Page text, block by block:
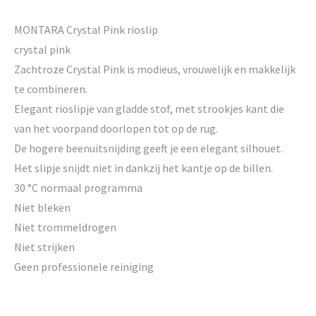
MONTARA Crystal Pink rioslip
crystal pink
Zachtroze Crystal Pink is modieus, vrouwelijk en makkelijk
te combineren.
Elegant rioslipje van gladde stof, met strookjes kant die
van het voorpand doorlopen tot op de rug.
De hogere beenuitsnijding geeft je een elegant silhouet.
Het slipje snijdt niet in dankzij het kantje op de billen.
30 °C normaal programma
Niet bleken
Niet trommeldrogen
Niet strijken
Geen professionele reiniging